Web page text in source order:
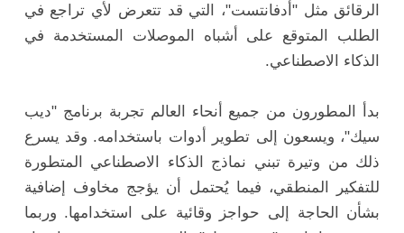
الرقائق مثل "أدفانتست"، التي قد تتعرض لأي تراجع في
الطلب المتوقع على أشباه الموصلات المستخدمة في
الذكاء الاصطناعي.
بدأ المطورون من جميع أنحاء العالم تجربة برنامج "ديب
سيك"، ويسعون إلى تطوير أدوات باستخدامه. وقد يسرع
ذلك من وتيرة تبني نماذج الذكاء الاصطناعي المتطورة
للتفكير المنطقي، فيما يُحتمل أن يؤجج مخاوف إضافية
بشأن الحاجة إلى حواجز وقائية على استخدامها. وربما